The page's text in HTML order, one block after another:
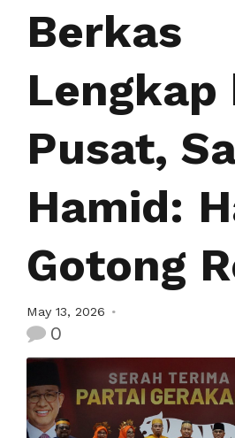
Berkas
Lengkap
Pusat,
Hamid:
Gotong
May 13, 2026
0